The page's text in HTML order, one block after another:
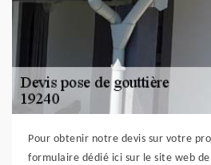
Pour obtenir notre devis sur votre
formulaire dédié ici sur le site web